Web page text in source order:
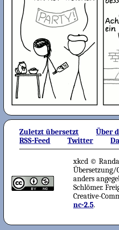
Zuletzt übersetzt
Über
RSS-Feed
Twitter
xkcd ©
anders
Schlömer.
Creative-
nc-2.5.